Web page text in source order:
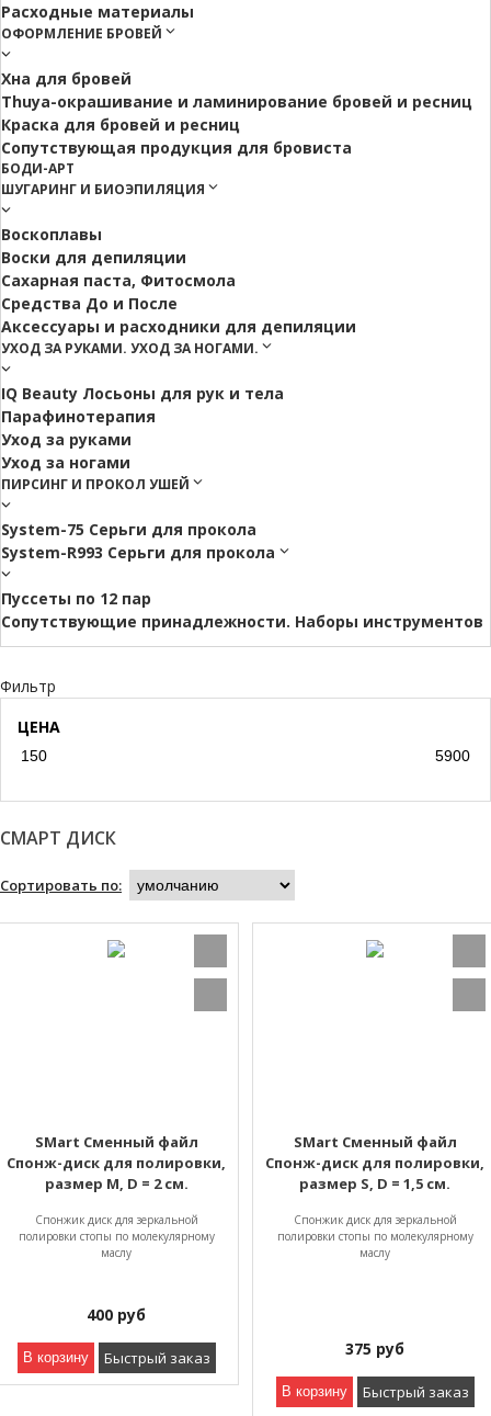
Расходные материалы
ОФОРМЛЕНИЕ БРОВЕЙ
Хна для бровей
Thuya-окрашивание и ламинирование бровей и ресниц
Краска для бровей и ресниц
Сопутствующая продукция для бровиста
БОДИ-АРТ
ШУГАРИНГ И БИОЭПИЛЯЦИЯ
Воскоплавы
Воски для депиляции
Сахарная паста, Фитосмола
Средства До и После
Аксессуары и расходники для депиляции
УХОД ЗА РУКАМИ. УХОД ЗА НОГАМИ.
IQ Beauty Лосьоны для рук и тела
Парафинотерапия
Уход за руками
Уход за ногами
ПИРСИНГ И ПРОКОЛ УШЕЙ
System-75 Серьги для прокола
System-R993 Серьги для прокола
Пуссеты по 12 пар
Cопутствующие принадлежности. Наборы инструментов
Фильтр
ЦЕНА
СМАРТ ДИСК
Сортировать по:
SMart Сменный файл
Спонж-диск для полировки,
размер M, D = 2 см.
Спонжик диск для зеркальной
полировки стопы по молекулярному
маслу
400 руб
В корзину Быстрый заказ
SMart Сменный файл
Спонж-диск для полировки,
размер S, D = 1,5 см.
Спонжик диск для зеркальной
полировки стопы по молекулярному
маслу
375 руб
В корзину Быстрый заказ